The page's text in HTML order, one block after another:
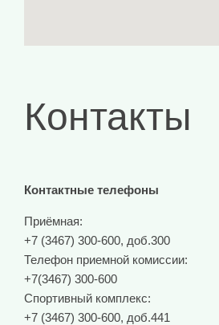
Контакты
Контактные телефоны
Приёмная:
+7 (3467) 300-600, доб.300
Телефон приемной комиссии:
+7(3467) 300-600
Спортивный комплекс:
+7 (3467) 300-600, доб.441